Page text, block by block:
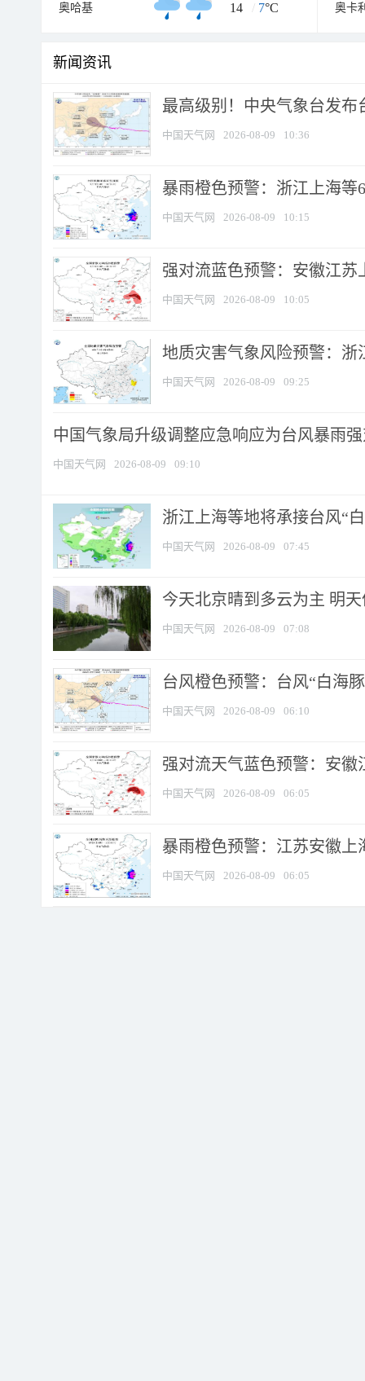
奥哈基 14 / 7°C 奥卡
新闻资讯
最高级别！中央气象台发布
中国天气网 2026-08-09 10:36
暴雨橙色预警：浙江上海等
中国天气网 2026-08-09 10:15
强对流蓝色预警：安徽江苏
中国天气网 2026-08-09 10:05
地质灾害气象风险预警：浙
中国天气网 2026-08-09 09:25
中国气象局升级调整应急响应为台风暴雨
中国天气网 2026-08-09 09:10
浙江上海等地将承接台风“
中国天气网 2026-08-09 07:45
今天北京晴到多云为主 明
中国天气网 2026-08-09 07:08
台风橙色预警：台风“白海
中国天气网 2026-08-09 06:10
强对流天气蓝色预警：安徽
中国天气网 2026-08-09 06:05
暴雨橙色预警：江苏安徽上
中国天气网 2026-08-09 06:05